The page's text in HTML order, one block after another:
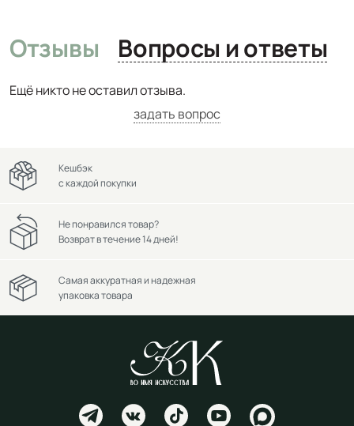
Отзывы Вопросы и ответы
Ещё никто не оставил отзыва.
задать вопрос
Кешбэк
с каждой покупки
Не понравился товар?
Возврат в течение 14 дней!
Самая аккуратная и надежная
упаковка товара